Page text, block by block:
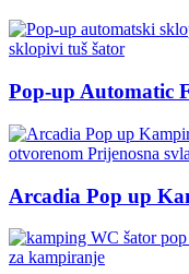
Pop-up Automatic
Arcadia Pop up